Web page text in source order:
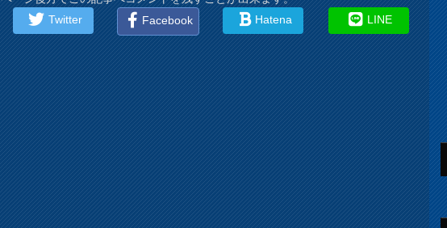
Twitter
Facebook Hatena LINE